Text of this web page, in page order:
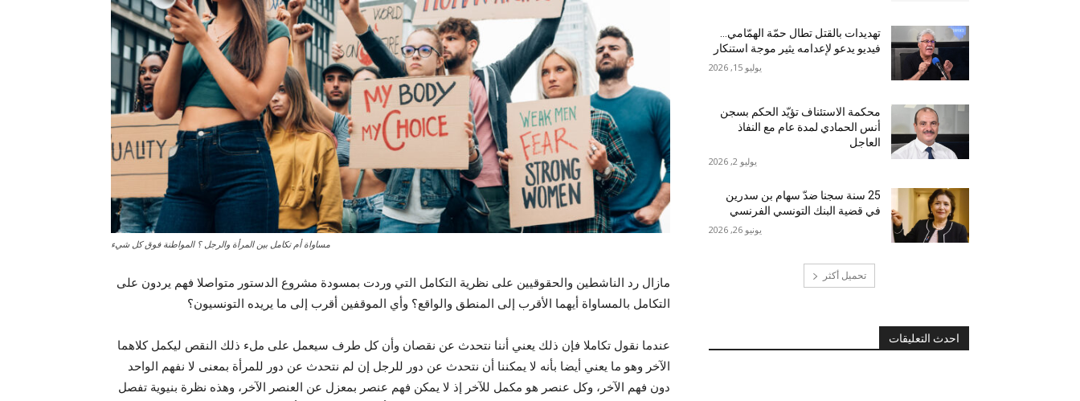
مساواة أم تكامل بين المرأة والرجل ؟ المواطنة فوق كل شيء
مازال رد الناشطين والحقوقيين على نظرية التكامل التي وردت بمسودة مشروع الدستور متواصلا فهم يردون على
التكامل بالمساواة أيهما الأقرب إلى المنطق والواقع؟ وأي الموقفين أقرب إلى ما يريده التونسيون؟
عندما نقول تكاملا فإن ذلك يعني أننا نتحدث عن نقصان وأن كل طرف سيعمل على ملء ذلك النقص ليكمل كلاهما
الآخر وهو ما يعني أيضا بأنه لا يمكننا أن نتحدث عن دور للرجل إن لم نتحدث عن دور للمرأة بمعنى لا نفهم الواحد
دون فهم الآخر، وكل عنصر هو مكمل للآخر إذ لا يمكن فهم عنصر بمعزل عن العنصر الآخر، وهذه نظرة بنيوية تفصل
تهديدات بالقتل تطال حمّة الهمّامي…
فيديو يدعو لإعدامه يثير موجة استنكار
يوليو 15, 2026
محكمة الاستئناف تؤيّد الحكم بسجن
أنس الحمادي لمدة عام مع النفاذ
العاجل
يوليو 2, 2026
25 سنة سجنا ضدّ سهام بن سدرين
في قضية البنك التونسي الفرنسي
يونيو 26, 2026
تحميل أكثر
احدث التعليقات